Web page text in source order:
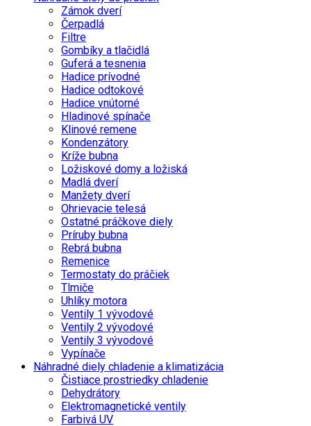
Zámok dverí
Čerpadlá
Filtre
Gombíky a tlačidlá
Guferá a tesnenia
Hadice prívodné
Hadice odtokové
Hadice vnútorné
Hladinové spínače
Klinové remene
Kondenzátory
Kríže bubna
Ložiskové domy a ložiská
Madlá dverí
Manžety dverí
Ohrievacie telesá
Ostatné práčkove diely
Príruby bubna
Rebrá bubna
Remenice
Termostaty do práčiek
Tlmiče
Uhlíky motora
Ventily 1 vývodové
Ventily 2 vývodové
Ventily 3 vývodové
Vypínače
Náhradné diely chladenie a klimatizácia
Čistiace prostriedky chladenie
Dehydrátory
Elektromagnetické ventily
Farbivá UV